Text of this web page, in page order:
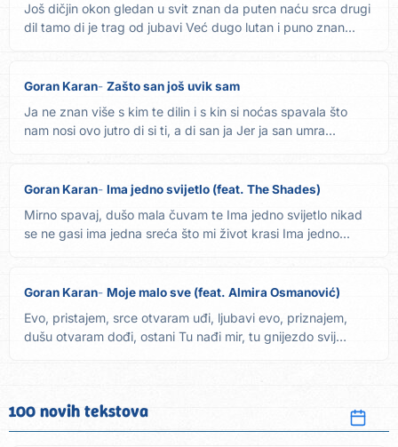
Još dičjin okon gledan u svit znan da puten naću srca drugi
dil tamo di je trag od jubavi Već dugo lutan i puno znan...
Goran Karan Zašto san još uvik sam
Ja ne znan više s kim te dilin i s kin si noćas spavala što
nam nosi ovo jutro di si ti, a di san ja Jer ja san umra...
Goran Karan Ima jedno svijetlo (feat. The Shades)
Mirno spavaj, dušo mala čuvam te Ima jedno svijetlo nikad
se ne gasi ima jedna sreća što mi život krasi Ima jedno...
Goran Karan Moje malo sve (feat. Almira Osmanović)
Evo, pristajem, srce otvaram uđi, ljubavi evo, priznajem,
dušu otvaram dođi, ostani Tu nađi mir, tu gnijezdo svij
100 novih tekstova